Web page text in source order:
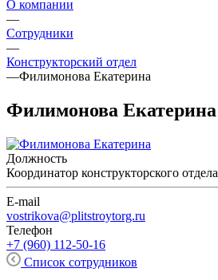
О компании
—
Сотрудники
—
Конструкторский отдел
—Филимонова Екатерина
Филимонова Екатерина
Должность
Координатор конструкторского отдела
E-mail
vostrikova@plitstroytorg.ru
Телефон
+7 (960) 112-50-16
Список сотрудников